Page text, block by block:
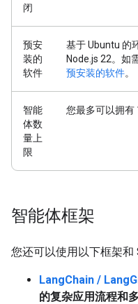
闭
预安
装的
软件
基于 Ubuntu 的
Node.js 22。如
预安装的软件。
智能
体数
量上
限
您最多可以拥有
智能体框架
您还可以使用以下框架和
LangChain /
的复杂应用流程和